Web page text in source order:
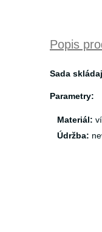
Popis
Sada
Parametry:
Materiál:
Údržba: